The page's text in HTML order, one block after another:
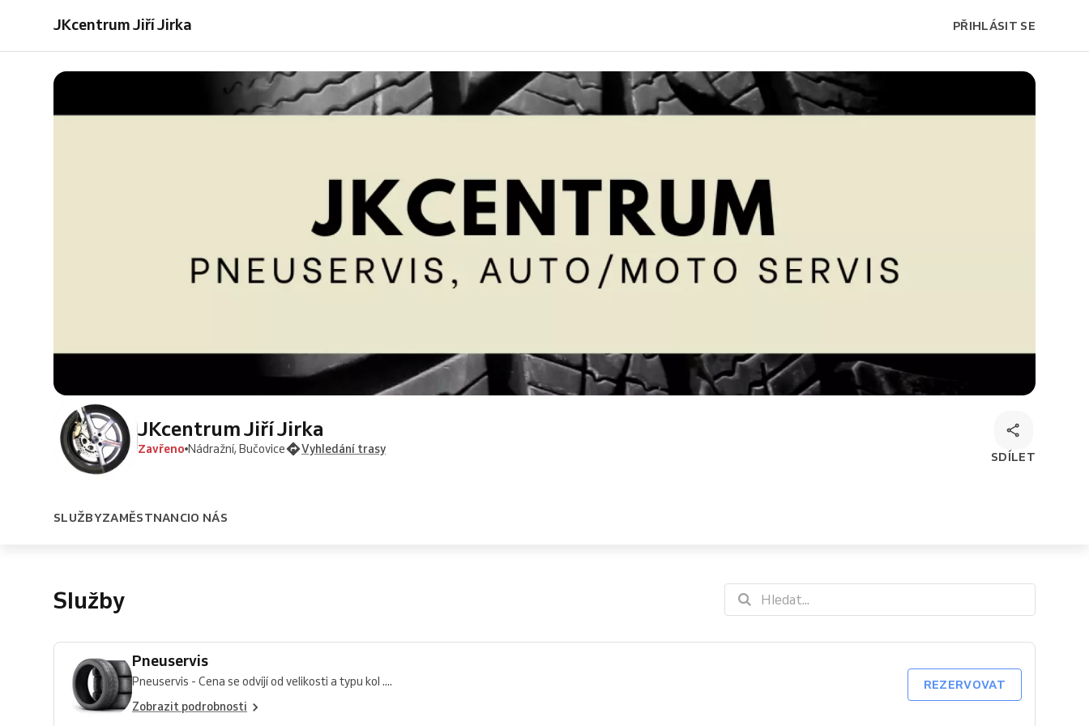
JKcentrum Jiří Jirka PŘIHLÁSIT SE
JKcentrum Jiří Jirka
Zavřeno Nádražní, Bučovice Vyhledání trasy
SDÍLET
SLUŽBYZAMĚSTNANCIO NÁS
Služby
Pneuservis
Pneuservis - Cena se odvíjí od velikosti a typu kol ....
Zobrazit podrobnosti
REZERVOVAT